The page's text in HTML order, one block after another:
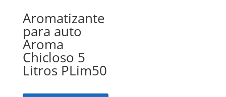
Aromatizante
para auto
Aroma
Chicloso 5
Litros PLim50